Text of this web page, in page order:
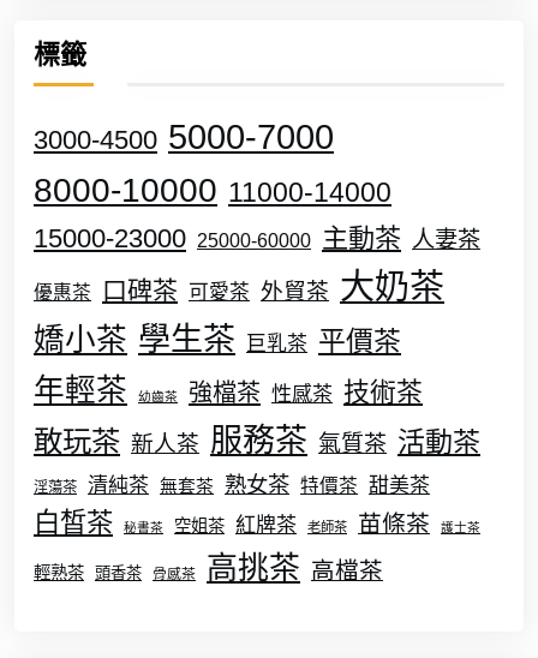
標籤
3000-4500 5000-7000
8000-10000 11000-14000
15000-23000 25000-60000 主動茶 人妻茶
優惠茶 口碑茶 可愛茶 外貿茶 大奶茶
嬌小茶 學生茶 巨乳茶 平價茶
年輕茶 幼齒茶 強檔茶 性感茶 技術茶
敢玩茶 新人茶 服務茶 氣質茶 活動茶
淫蕩茶 清純茶 無套茶 熟女茶 特價茶 甜美茶
白皙茶 秘書茶 空姐茶 紅牌茶 老師茶 苗條茶 護士茶
輕熟茶 頭香茶 骨感茶 高挑茶 高檔茶